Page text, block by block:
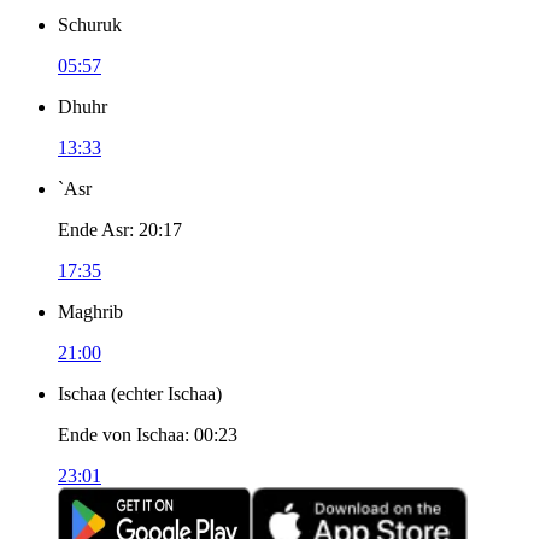
Schuruk
05:57
Dhuhr
13:33
`Asr
Ende Asr: 20:17
17:35
Maghrib
21:00
Ischaa (echter Ischaa)
Ende von Ischaa: 00:23
23:01